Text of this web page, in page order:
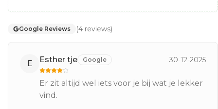
Google Reviews (4 reviews)
E Esther tje Google 30-12-2025
Er zit altijd wel iets voor je bij wat je lekker
vind.